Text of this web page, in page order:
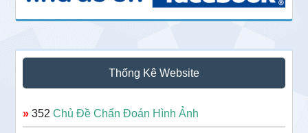
Thống Kê Website
» 352Chủ Đề Chẩn Đoán Hình Ảnh